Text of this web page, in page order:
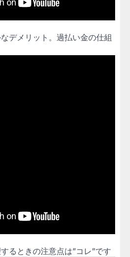
デメリット。過払い金の仕組
るときの注意点は”コレ”です